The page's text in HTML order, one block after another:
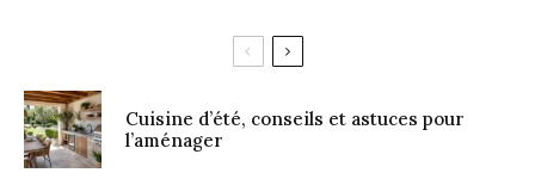
Cuisine d’été, conseils et astuces pour
l’aménager